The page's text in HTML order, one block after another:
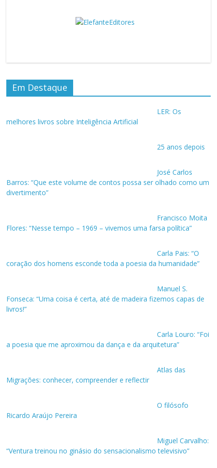
Em Destaque
LER: Os
melhores livros sobre Inteligência Artificial
25 anos depois
José Carlos
Barros: “Que este volume de contos possa ser olhado como um
divertimento”
Francisco Moita
Flores: “Nesse tempo – 1969 – vivemos uma farsa política”
Carla Pais: “O
coração dos homens esconde toda a poesia da humanidade”
Manuel S.
Fonseca: “Uma coisa é certa, até de madeira fizemos capas de
livros!”
Carla Louro: “Foi
a poesia que me aproximou da dança e da arquitetura”
Atlas das
Migrações: conhecer, compreender e reflectir
O filósofo
Ricardo Araújo Pereira
Miguel Carvalho:
“Ventura treinou no ginásio do sensacionalismo televisivo”